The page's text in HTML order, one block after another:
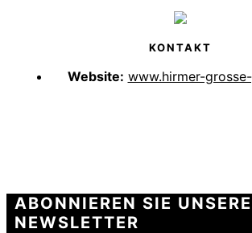
KONTAKT
Website: www.hirmer-
ABONNIEREN SIE
NEWSLETTER